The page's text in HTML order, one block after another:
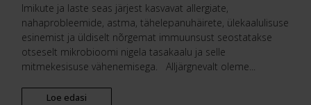
Imikute ja laste seas järjest kasvavat allergiate,
nahaprobleemide, astma, tähelepanuhäirete, ülekaalulisuse
esinemist ja üldiselt nõrgemat immuunsust seostatakse
otseselt mikrobioomi nigela tasakaalu ja selle
mitmekesisuse vähenemisega. Alljärgnevalt oleme...
Loe edasi